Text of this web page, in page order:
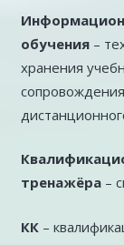
обучения–
хранения
тренажёра –
КК –